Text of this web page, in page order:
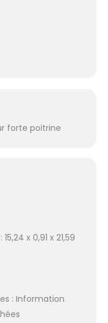
forte poitrine
x 0,91 x 21,59
: Information